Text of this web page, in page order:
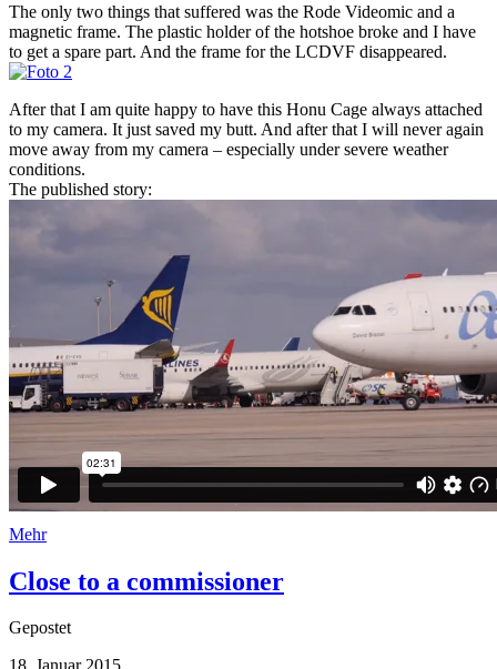
The only two things that suffered was the Rode Videomic and a
magnetic frame. The plastic holder of the hotshoe broke and I have
to get a spare part. And the frame for the LCDVF disappeared.
After that I am quite happy to have this Honu Cage always attached
to my camera. It just saved my butt. And after that I will never again
move away from my camera – especially under severe weather
conditions.
The published story:
Mehr
Close to a commissioner
Gepostet